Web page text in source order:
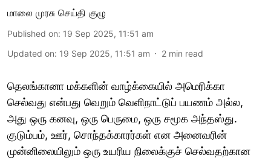
மாலை முரசு செய்தி குழு
Published on: 19 Sep 2025, 11:51 am
Updated on: 19 Sep 2025, 11:51 am 2 min read
தெலங்கானா மக்களின் வாழ்க்கையில் அமெரிக்கா
செல்வது என்பது வெறும் வெளிநாட்டுப் பயணம் அல்ல,
அது ஒரு கனவு, ஒரு பெருமை, ஒரு சமூக அந்தஸ்து.
குடும்பம், ஊர், சொந்தக்காரர்கள் என அனைவரின்
முன்னிலையிலும் ஒரு உயரிய நிலைக்குச் செல்வதற்கான